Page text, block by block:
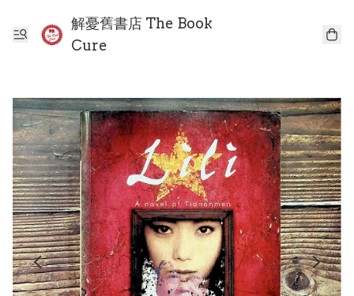
解憂舊書店 The Book
Cure